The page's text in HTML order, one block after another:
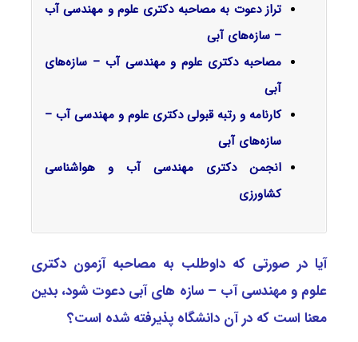
تراز دعوت به مصاحبه دکتری علوم و مهندسی آب
– سازه‌های آبی
مصاحبه دکتری علوم و مهندسی آب – سازه‌های
آبی
کارنامه و رتبه قبولی دکتری علوم و مهندسی آب –
سازه‌های آبی
انجمن دکتری مهندسی آب و هواشناسی
کشاورزی
آیا در صورتی که داوطلب به مصاحبه آزمون دکتری
علوم و مهندسی آب – سازه های آبی دعوت شود، بدین
معنا است که در آن دانشگاه پذیرفته شده است؟